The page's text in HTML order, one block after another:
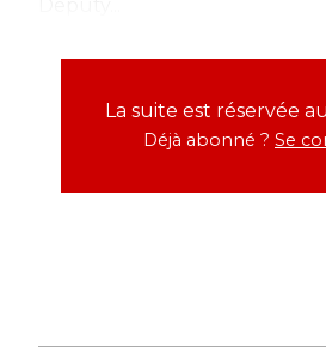
La suite est réservée
Déjà abonné ? Se